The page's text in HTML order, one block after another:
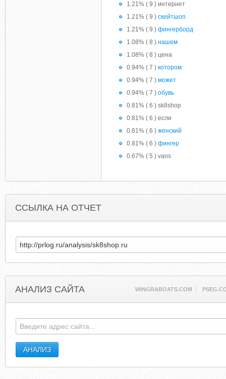
1.21% ( 9 ) интернет
1.21% ( 9 ) скейтшоп
1.21% ( 9 ) фингерборд
1.08% ( 8 ) нашем
1.08% ( 8 ) цена
0.94% ( 7 ) котором
0.94% ( 7 ) может
0.94% ( 7 ) обувь
0.81% ( 6 ) sk8shop
0.81% ( 6 ) если
0.81% ( 6 ) женский
0.81% ( 6 ) фингер
0.67% ( 5 ) vans
ССЫЛКА НА ОТЧЕТ
АНАЛИЗ САЙТА WINGRABOATS.COM